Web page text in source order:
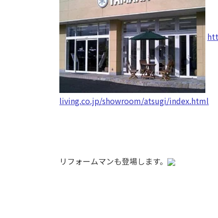
living.co.jp/showroom/atsugi/index.html
リフォームマンも登場します。